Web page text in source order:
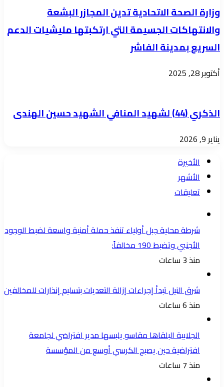
وزارة الصحة الاتحادية تدين المجازر البشعة
والانتهاكات الجسيمة التي ارتكبتها مليشيات الدعم
السريع بمدينة الفاشر
أكتوبر 28, 2025
الذكري (44) لشهيد المنافي الشهيد حسين الهندى
يناير 9, 2026
الأخيرة
الأشهر
تعليقات
شرطة محلية جبل أولياء تنفذ حملة أمنية واسعة لضبط الوجود
الأجنبي وتضبط 190 مخالفاً:
منذ 3 ساعات
شرق النيل تبدأ إجراءات إزالة التعديات بتسليم إنذارات للمخالفين
منذ 6 ساعات
الجلابية البلقاها مقاسو يلبسها ​مدير افتراضي لجامعة
افتراضية حين يصبح الكرسي أوسع من المؤسسة
منذ 7 ساعات